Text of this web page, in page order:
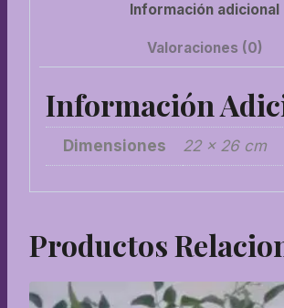
Información adicional
Valoraciones (0)
Información
Dimensiones 22 × 26 cm
Productos